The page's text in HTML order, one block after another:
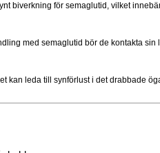
biverkning för semaglutid, vilket
med semaglutid bör de kontakta sin
kan leda till synförlust i det drabbade